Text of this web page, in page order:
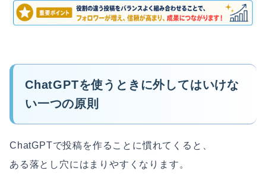
ChatGPTを使うときに外してはいけな
い一つの原則
ChatGPTで投稿を作ることに慣れてくると、
ある落とし穴にはまりやすくなります。